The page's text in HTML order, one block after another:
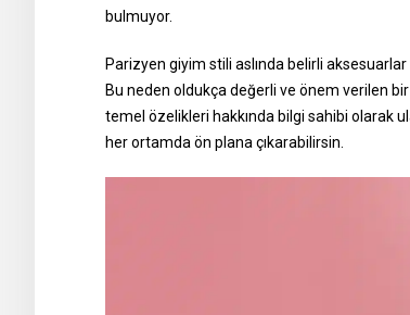
bulmuyor.
Parizyen giyim stili aslında belirli aksesuarlar
Bu neden oldukça değerli ve önem verilen
temel özelikleri hakkında bilgi sahibi olarak
her ortamda ön plana çıkarabilirsin.